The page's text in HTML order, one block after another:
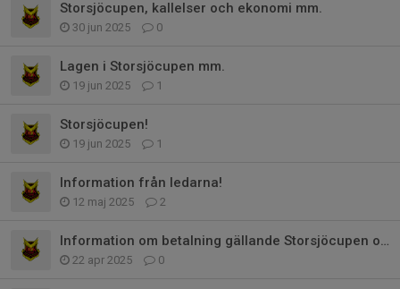
Storsjöcupen, kallelser och ekonomi mm.
30 jun 2025 0
Lagen i Storsjöcupen mm.
19 jun 2025 1
Storsjöcupen!
19 jun 2025 1
Information från ledarna!
12 maj 2025 2
Information om betalning gällande Storsjöcupen och Hudik Cup mm!
22 apr 2025 0